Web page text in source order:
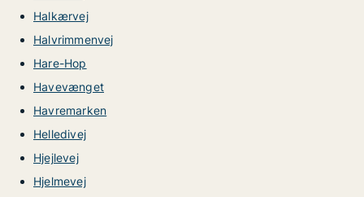
Halkærvej
Halvrimmenvej
Hare-Hop
Havevænget
Havremarken
Helledivej
Hjejlevej
Hjelmevej